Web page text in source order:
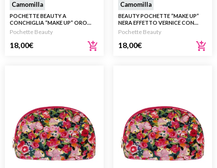
Camomilla
POCHETTE BEAUTY A
CONCHIGLIA “MAKE UP” ORO
CHAMPAGNE
Pochette Beauty
18,00€
Camomilla
BEAUTY POCHETTE “MAKE UP”
NERA EFFETTO VERNICE CON
CHARM ROSSETTO
Pochette Beauty
18,00€